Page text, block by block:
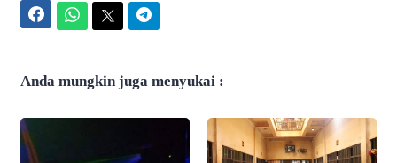
Anda mungkin juga menyukai :